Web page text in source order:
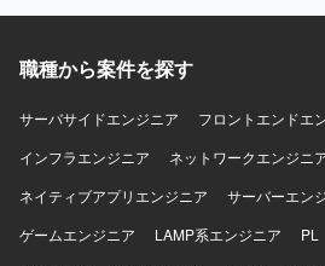
応、一時切り分け ・システム関係
職種から案件を探す
サーバサイドエンジニア
フロントエンドエ
インフラエンジニア
ネットワークエンジニ
ネイティブアプリエンジニア
サーバーエン
ゲームエンジニア
LAMP系エンジニア PL